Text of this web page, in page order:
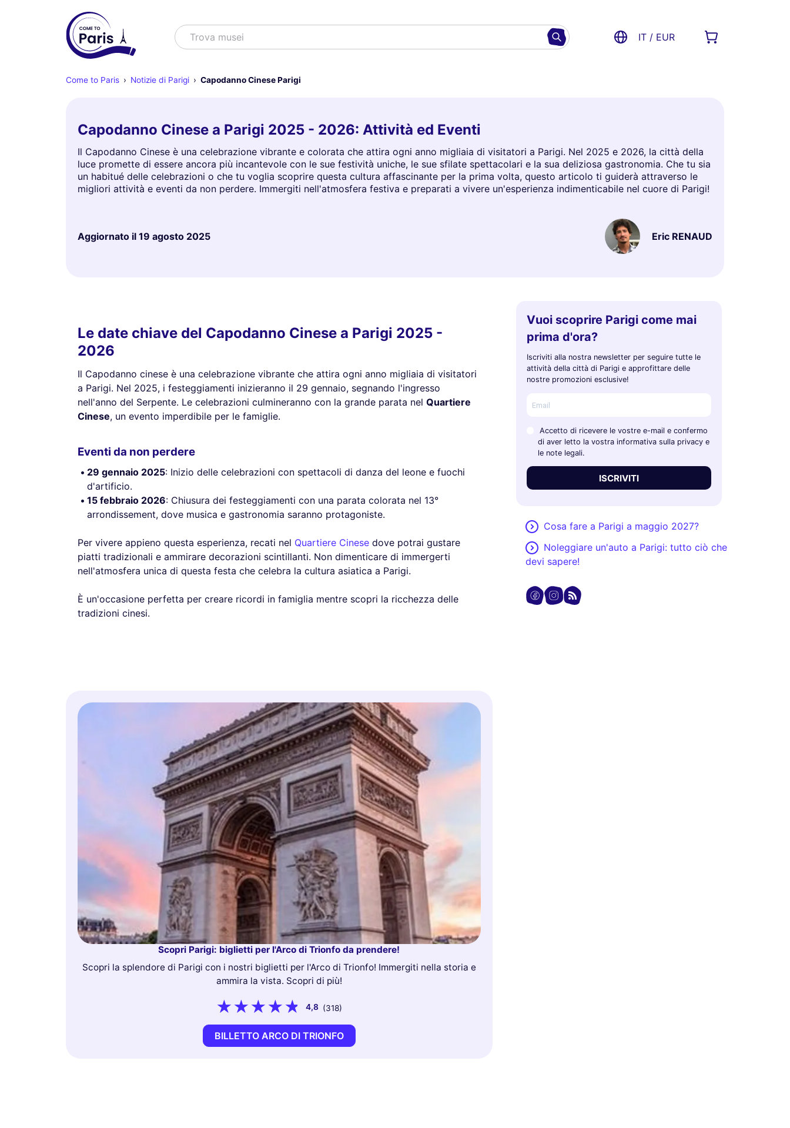
Cercare
Trova s IT / EUR
Come to Paris Notizie di Parigi Capodanno Cinese Parigi
Capodanno Cinese a Parigi 2025 - 2026: Attività ed Eventi
Il Capodanno Cinese è una celebrazione vibrante e colorata che attira ogni anno migliaia di visitatori a Parigi. Nel 2025 e 2026, la città della
luce promette di essere ancora più incantevole con le sue festività uniche, le sue sfilate spettacolari e la sua deliziosa gastronomia. Che tu sia
un habitué delle celebrazioni o che tu voglia scoprire questa cultura affascinante per la prima volta, questo articolo ti guiderà attraverso le
migliori attività e eventi da non perdere. Immergiti nell'atmosfera festiva e preparati a vivere un'esperienza indimenticabile nel cuore di Parigi!
Aggiornato il 19 agosto 2025 Eric RENAUD
Le date chiave del Capodanno Cinese a Parigi 2025 -
2026
Il Capodanno cinese è una celebrazione vibrante che attira ogni anno migliaia di visitatori
a Parigi. Nel 2025, i festeggiamenti inizieranno il 29 gennaio, segnando l'ingresso
nell'anno del Serpente. Le celebrazioni culmineranno con la grande parata nel Quartiere
Cinese, un evento imperdibile per le famiglie.
Eventi da non perdere
29 gennaio 2025: Inizio delle celebrazioni con spettacoli di danza del leone e fuochi
d'artificio.
15 febbraio 2026: Chiusura dei festeggiamenti con una parata colorata nel 13°
arrondissement, dove musica e gastronomia saranno protagoniste.
Per vivere appieno questa esperienza, recati nel Quartiere Cinese dove potrai gustare
piatti tradizionali e ammirare decorazioni scintillanti. Non dimenticare di immergerti
nell'atmosfera unica di questa festa che celebra la cultura asiatica a Parigi.
È un'occasione perfetta per creare ricordi in famiglia mentre scopri la ricchezza delle
tradizioni cinesi.
Scopri Parigi: biglietti per l'Arco di Trionfo da prendere!
Scopri la splendore di Parigi con i nostri biglietti per l'Arco di Trionfo! Immergiti nella storia e
ammira la vista. Scopri di più!
4,8 (318)
BILLETTO ARCO DI TRIONFO
Vuoi scoprire Parigi come mai
prima d'ora?
Iscriviti alla nostra newsletter per seguire tutte le
attività della città di Parigi e approfittare delle
nostre promozioni esclusive!
Accetto di ricevere le vostre e-mail e confermo
di aver letto la vostra informativa sulla privacy e
le note legali.
ISCRIVITI
Cosa fare a Parigi a maggio 2027?
Noleggiare un'auto a Parigi: tutto ciò che
devi sapere!